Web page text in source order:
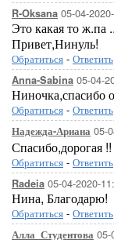
R-Oksana 05-04-
Это какая то ж.па
Привет,Нинуль!
Обратиться - Ответить
Anna-Sabina 05-04-
Ниночка,спасибо
Обратиться - Ответить
Надежда-Ариана 05-
Спасибо,дорогая !!
Обратиться - Ответить
Radeia 05-04-2020-
Нина, Благодарю!
Обратиться - Ответить
Алла_Студентова 05-